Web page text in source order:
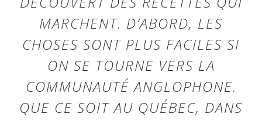
MARCHENT. D’ABORD, LES
CHOSES SONT PLUS FACILES SI
ON SE TOURNE VERS LA
COMMUNAUTÉ ANGLOPHONE.
QUE CE SOIT AU QUÉBEC, DANS